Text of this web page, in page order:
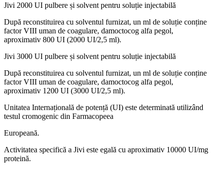
Jivi 2000 UI pulbere și solvent pentru soluție injectabilă
După reconstituirea cu solventul furnizat, un ml de soluție conține
factor VIII uman de coagulare, damoctocog alfa pegol,
aproximativ 800 UI (2000 UI/2,5 ml).
Jivi 3000 UI pulbere și solvent pentru soluție injectabilă
După reconstituirea cu solventul furnizat, un ml de soluție conține
factor VIII uman de coagulare, damoctocog alfa pegol,
aproximativ 1200 UI (3000 UI/2,5 ml).
Unitatea Internațională de potență (UI) este determinată utilizând
testul cromogenic din Farmacopeea
Europeană.
Activitatea specifică a Jivi este egală cu aproximativ 10000 UI/mg
proteină.